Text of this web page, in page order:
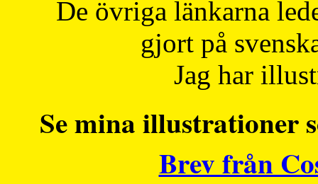
De övriga länkarna
gjort på
Jag har
Se mina illustrationer
Brev från